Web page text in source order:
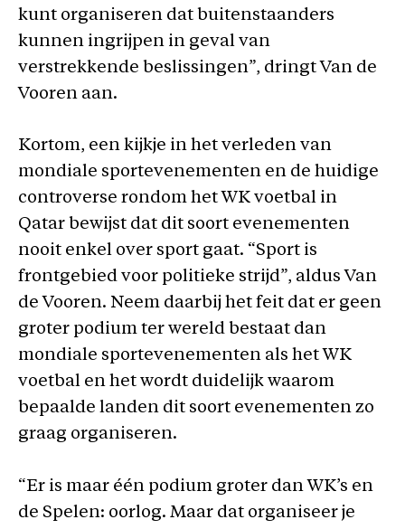
kunt organiseren dat buitenstaanders
kunnen ingrijpen in geval van
verstrekkende beslissingen”, dringt Van de
Vooren aan.
Kortom, een kijkje in het verleden van
mondiale sportevenementen en de huidige
controverse rondom het WK voetbal in
Qatar bewijst dat dit soort evenementen
nooit enkel over sport gaat. “Sport is
frontgebied voor politieke strijd”, aldus Van
de Vooren. Neem daarbij het feit dat er geen
groter podium ter wereld bestaat dan
mondiale sportevenementen als het WK
voetbal en het wordt duidelijk waarom
bepaalde landen dit soort evenementen zo
graag organiseren.
“Er is maar één podium groter dan WK’s en
de Spelen: oorlog. Maar dat organiseer je